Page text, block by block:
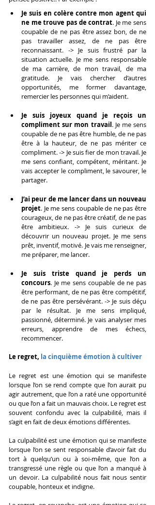
Je suis en colère contre mon agent qui
ne me trouve pas de contrat. Je me sens
coupable de ne pas être assez bon, de ne
pas travailler assez, de ne pas être
reconnaissant. -> Je suis frustré par la
situation actuelle. Je me sens responsable
de ma carrière, de mon travail, de ma
gratitude. Je vais chercher d’autres
opportunités, me former davantage,
remercier les personnes qui m’aident.
Je suis joyeux quand je reçois un
compliment sur mon travail. Je me sens
coupable de ne pas être humble, de ne pas
être à la hauteur, de ne pas mériter ce
compliment. -> Je suis fier de mon travail. Je
me sens confiant, compétent, méritant. Je
vais accepter le compliment, le savourer, le
partager.
J’ai peur de me lancer dans un nouveau
projet. Je me sens coupable de ne pas être
courageux, de ne pas être créatif, de ne pas
être ambitieux. -> Je suis curieux de
découvrir un nouveau projet. Je me sens
prêt, inventif, motivé. Je vais me renseigner,
me préparer, me lancer.
Je suis triste quand je perds un
concours. Je me sens coupable de ne pas
être performant, de ne pas être compétitif,
de ne pas être persévérant. -> Je suis déçu
par le résultat. Je me sens impliqué,
passionné, déterminé. Je vais analyser mes
erreurs, apprendre de mes échecs,
recommencer.
Le regret, la cinquième émotion à cultiver
Le regret est une émotion qui se manifeste
lorsque l’on se rend compte que l’on aurait pu
agir autrement, que l’on a raté une opportunité
ou que l’on a fait un mauvais choix. Le regret est
souvent confondu avec la culpabilité, mais il
s’agit en fait de deux émotions différentes.
La culpabilité est une émotion qui se manifeste
lorsque l’on se sent responsable d’avoir fait du
tort à quelqu’un ou à soi-même, que l’on a
transgressé une règle ou que l’on a manqué à
un devoir. La culpabilité nous fait nous sentir
coupable, honteux et indigne.